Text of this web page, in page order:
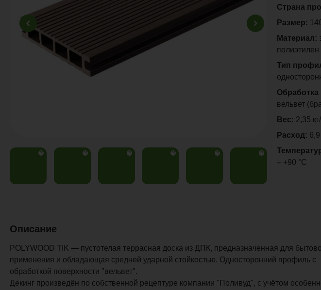
? ? ? ? ? ?
Страна
Размер:
Материал:
Тип
Обработка
вельвет
Вес: 2,35
Расход:
÷ +90 °C
Описание
POLYWOOD TIK — пустотелая террасная доска из ДПК, предназначенная для
применения и обладающая средней ударной стойкостью. Односторонний профиль с
обработкой поверхности "вельвет".
Декинг произведён по собственной рецептуре компании "Поливуд", с учётом